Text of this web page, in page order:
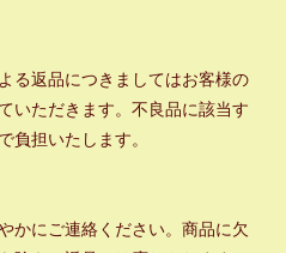
る返品につきましてはお客様の
いただきます。不良品に該当す
負担いたします。
かにご連絡ください。商品に欠